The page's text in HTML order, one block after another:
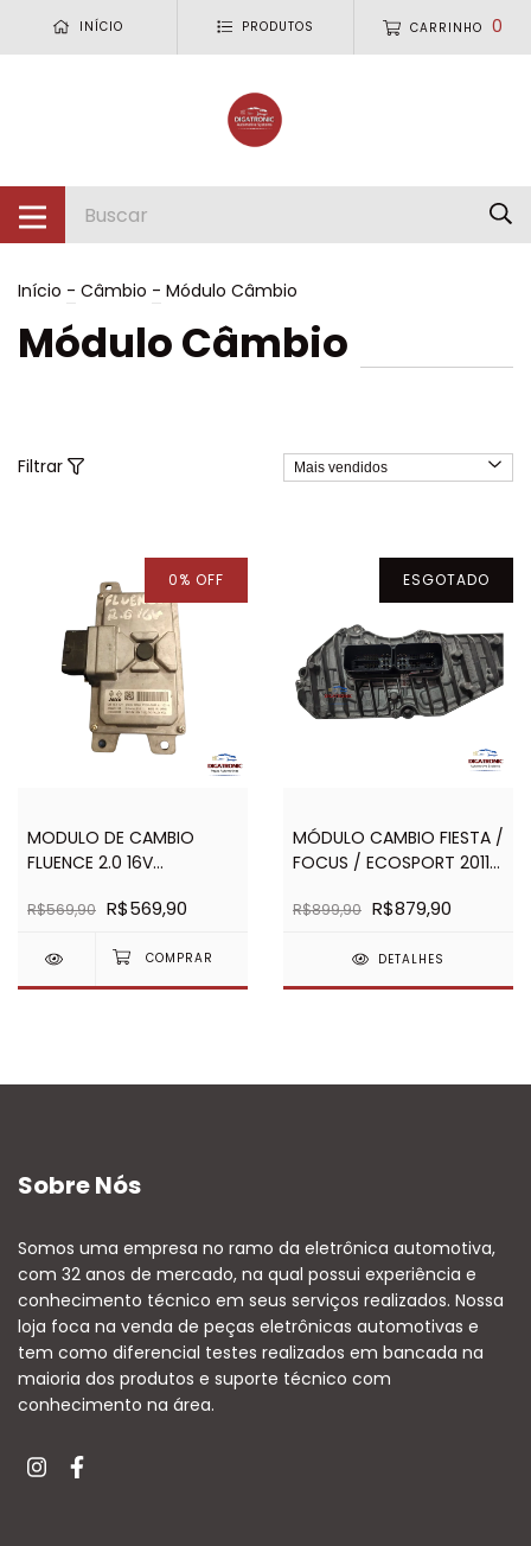
INÍCIO PRODUTOS CARRINHO 0
Início - Câmbio - Módulo Câmbio
Módulo Câmbio
Filtrar
0% OFF
MODULO DE CAMBIO
FLUENCE 2.0 16V
ETC51506R
R$569,90 R$569,90
ESGOTADO
MÓDULO CAMBIO FIESTA /
FOCUS / ECOSPORT 2011
R$899,90 R$879,90
DETALHES
Sobre Nós
Somos uma empresa no ramo da eletrônica automotiva,
com 32 anos de mercado, na qual possui experiência e
conhecimento técnico em seus serviços realizados. Nossa
loja foca na venda de peças eletrônicas automotivas e
tem como diferencial testes realizados em bancada na
maioria dos produtos e suporte técnico com
conhecimento na área.